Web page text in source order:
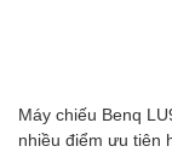
Máy chiếu Benq
nhiều điểm ưu tiên